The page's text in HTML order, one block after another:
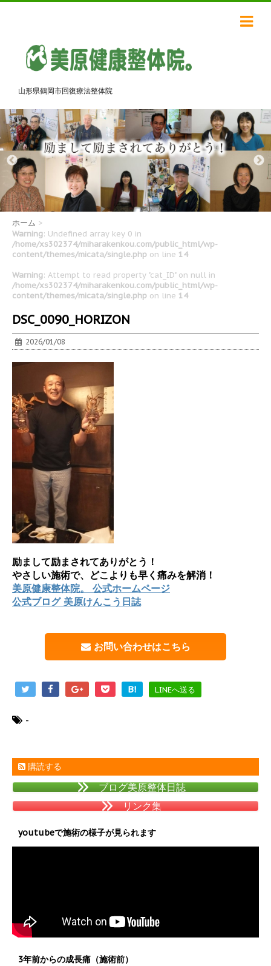
山形県鶴岡市回復療法整体院
ホーム >
Warning: Undefined array key 0 in
/home/xs302374/miharakenkou.com/public_html/wp-
content/themes/micata/single.php on line 14
Warning: Attempt to read property "cat_ID" on null in
/home/xs302374/miharakenkou.com/public_html/wp-
content/themes/micata/single.php on line 14
DSC_0090_HORIZON
2026/01/08
励まして励まされてありがとう！
やさしい施術で、どこよりも早く痛みを解消！
美原健康整体院。 公式ホームページ
公式ブログ 美原けんこう日誌
お問い合わせはこちら
B! LINEへ送る
-
購読する
ブログ美原整体日誌
リンク集
youtubeで施術の様子が見られます
3年前からの成長痛（施術前）